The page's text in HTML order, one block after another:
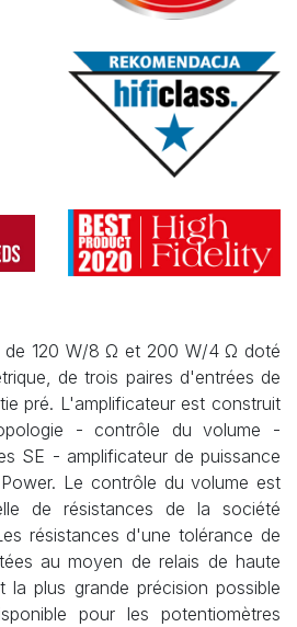
de 120 W/8 Ω et 200 W/4 Ω doté
de trois paires d'entrées de
pré. L'amplificateur est construit
- contrôle du volume -
SE - amplificateur de puissance
Le contrôle du volume est
de résistances de la société
résistances d'une tolérance de
au moyen de relais de haute
la plus grande précision possible
pour les potentiomètres